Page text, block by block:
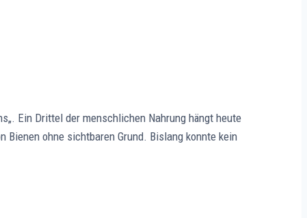
Ein Drittel der menschlichen Nahrung hängt heute
ohne sichtbaren Grund. Bislang konnte kein